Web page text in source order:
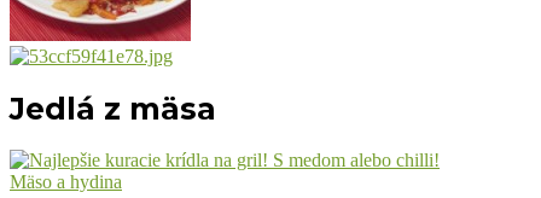
Jedlá z mäsa
Mäso a hydina